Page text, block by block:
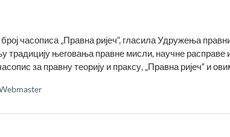
часописа „Правна ријеч“, гласила Удружења
традицију његовања правне мисли, научне расправе
за правну теорију и праксу, „Правна ријеч“ и